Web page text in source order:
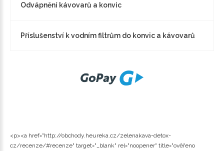
Odvápnění kávovarů a konvic
Příslušenství k vodním filtrům do konvic a kávovarů
<p><a href="http://obchody.heureka.cz/zelenakava-detox-
cz/recenze/#recenze" target="_blank" rel="noopener" title="ověřeno